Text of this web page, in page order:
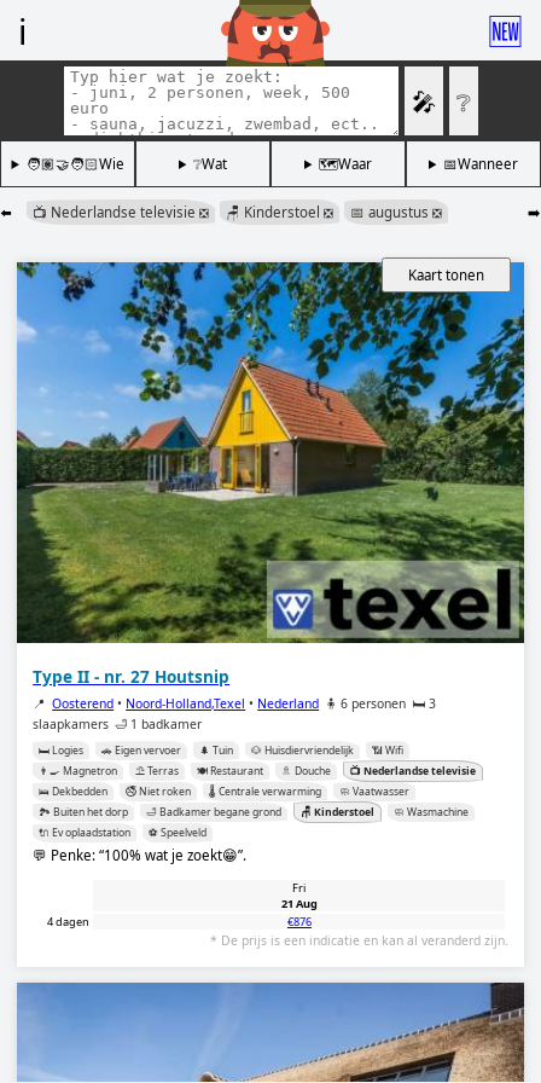
ℹ️ 🆕
🎤 ❔
🧑🏽‍🤝‍🧑🏻Wie ❔Wat 🗺️Waar 📅Wanneer
⬅️ ➡️
📺 Nederlandse televisie ❎ 🪑 Kinderstoel ❎ 📅 augustus ❎
Kaart tonen
Type II - nr. 27 Houtsnip
📍Oosterend • Noord-Holland,Texel • Nederland 🧍 6 personen 🛏️ 3
slaapkamers 🛁 1 badkamer
🛏️ Logies 🚗 Eigen vervoer 🌲 Tuin 🐶 Huisdiervriendelijk
📶 Wifi
👨‍🍳 Magnetron
⛱️ Terras 🍽️ Restaurant 🚿 Douche
📺 Nederlandse televisie
🛌 Dekbedden
🚭 Niet roken 🌡️ Centrale verwarming
🧼 Vaatwasser
🏞️ Buiten het dorp
🛁 Badkamer begane grond 🪑 Kinderstoel
🧼 Wasmachine
🔌 Ev oplaadstation
⚽️ Speelveld
💬 Penke: 100% wat je zoekt😁 .
Fri
21 Aug
4 dagen
€876
* De prijs is een indicatie en kan al veranderd zijn.